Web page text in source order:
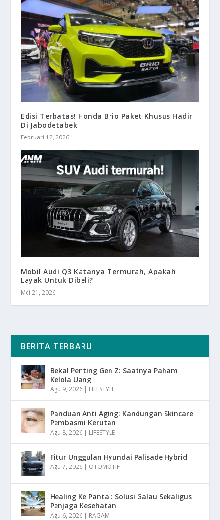
Edisi Terbatas! Honda Brio Paket Khusus Hadir
Di Jabodetabek
Februari 12, 2026
Mobil Audi Q3 Katanya Termurah, Apakah
Layak Untuk Dibeli?
Mei 21, 2026
BERITA TERBARU
Bekal Penting Gen Z: Saatnya Paham
Kelola Uang
Agu 9, 2026 | LIFESTYLE
Panduan Anti Aging: Kandungan Skincare
Pembasmi Kerutan
Agu 8, 2026 | LIFESTYLE
Fitur Unggulan Hyundai Palisade Hybrid
Agu 7, 2026 | OTOMOTIF
Healing Ke Pantai: Solusi Galau Sekaligus
Penjaga Kesehatan
Agu 6, 2026 | RAGAM